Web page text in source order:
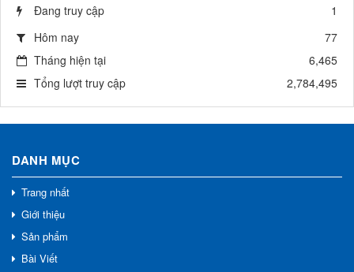
Đang truy cập
1
Hôm nay
77
Tháng hiện tại
6,465
Tổng lượt truy cập
2,784,495
DANH MỤC
Trang nhất
Giới thiệu
Sản phẩm
Bài Viết